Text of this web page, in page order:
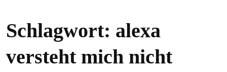
Schlagwort: alexa
versteht mich nicht